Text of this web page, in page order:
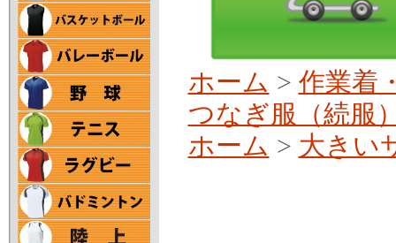
ホーム > 作業着
つなぎ服（続服
ホーム > 大きい